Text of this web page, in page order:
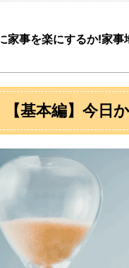
家事を楽にするか!家
【基本編】今日